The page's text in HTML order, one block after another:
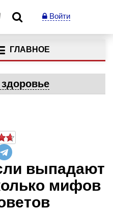
Войти
ГЛАВНОЕ
выпадают
мифов